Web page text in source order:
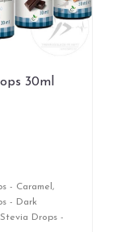
30ml
- Caramel,
- Dark
Drops -